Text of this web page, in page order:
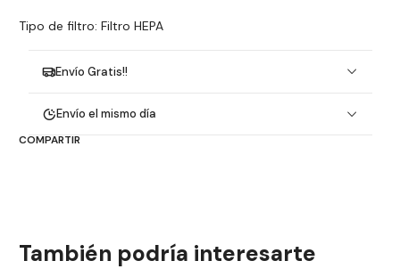
Tipo de filtro: Filtro HEPA
Envío Gratis!!
Envío el mismo día
COMPARTIR
También podría interesarte